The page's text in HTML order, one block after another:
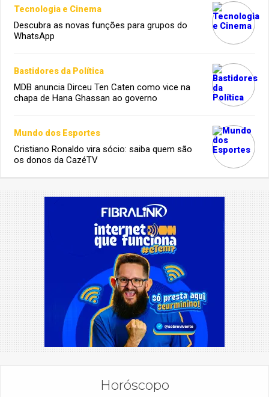
Tecnologia e Cinema
Descubra as novas funções para grupos do
WhatsApp
Bastidores da Política
MDB anuncia Dirceu Ten Caten como vice na
chapa de Hana Ghassan ao governo
Mundo dos Esportes
Cristiano Ronaldo vira sócio: saiba quem são
os donos da CazéTV
Horóscopo